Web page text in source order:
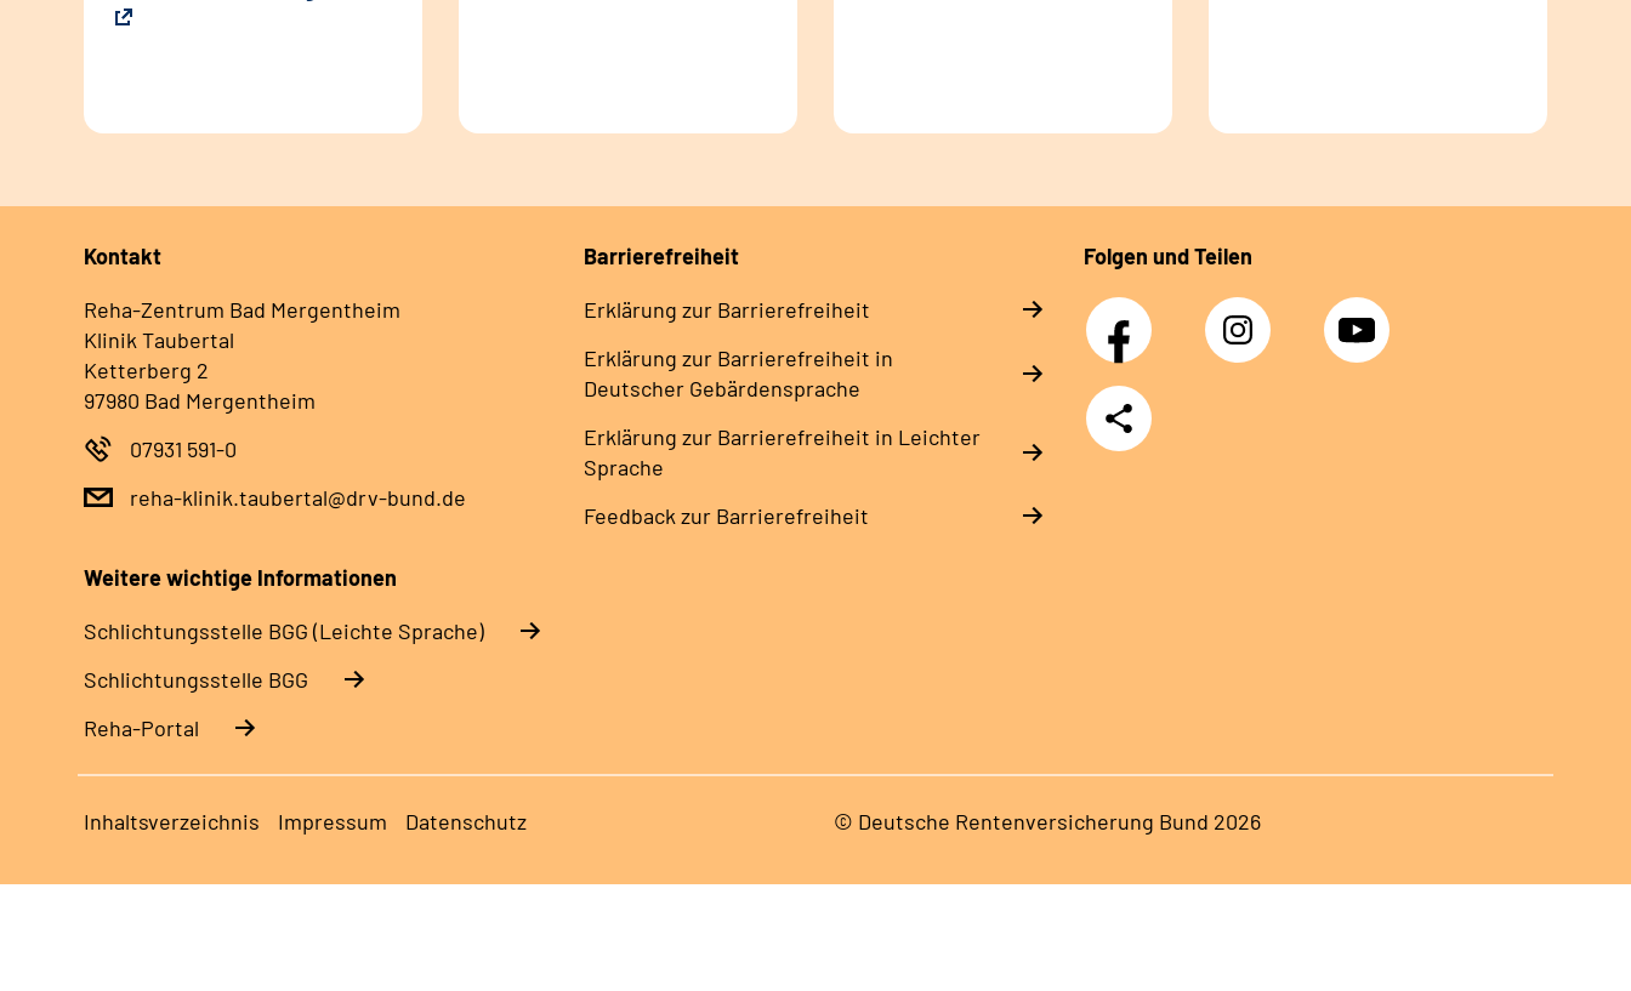
Kontakt
Reha-Zentrum Bad Mergentheim
Klinik Taubertal
Ketterberg 2
97980 Bad Mergentheim
07931 591-0
reha-klinik.taubertal@drv-bund.de
Barrierefreiheit
Erklärung zur Barrierefreiheit
Erklärung zur Barrierefreiheit in
Deutscher Gebärdensprache
Erklärung zur Barrierefreiheit in Leichter
Sprache
Feedback zur Barrierefreiheit
Folgen und Teilen
Facebook Instagram YouTube
Teilen
Weitere wichtige Informationen
Schlich­tungs­stel­le BGG (Leichte Sprache)
Schlich­tungs­stel­le BGG
Reha-Portal
Inhaltsverzeichnis Impressum Datenschutz © Deutsche Rentenversicherung Bund 2026